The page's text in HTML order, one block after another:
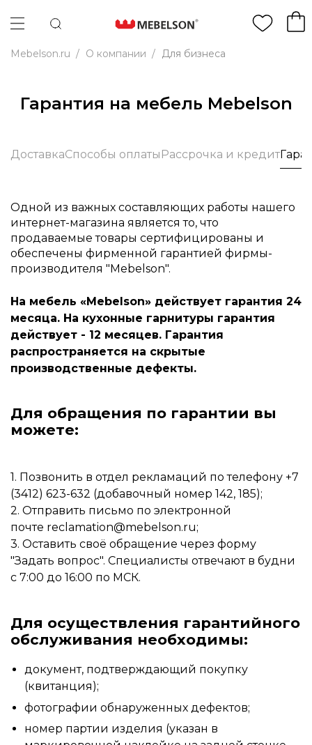
Mebelson.ru / О компании / Для бизнеса
Гарантия на мебель Mebelson
ДоставкаСпособы оплаты Рассрочка и кредит
Одной из важных составляющих работы нашего
интернет-магазина является то, что
продаваемые товары сертифицированы и
обеспечены фирменной гарантией фирмы-
производителя "Mebelson".
На мебель «Mebelson» действует гарантия 24
месяца. На кухонные гарнитуры гарантия
действует - 12 месяцев. Гарантия
распространяется на скрытые
производственные дефекты.
Для обращения по гарантии вы
можете:
1. Позвонить в отдел рекламаций по телефону +7
(3412) 623-632 (добавочный номер 142, 185);
2. Отправить письмо по электронной
почте reclamation@mebelson.ru;
3. Оставить своё обращение через форму
"Задать вопрос". Специалисты отвечают в будни
с 7:00 до 16:00 по МСК.
Для осуществления гарантийного
обслуживания необходимы:
документ, подтверждающий покупку
(квитанция);
фотографии обнаруженных дефектов;
номер партии изделия (указан в